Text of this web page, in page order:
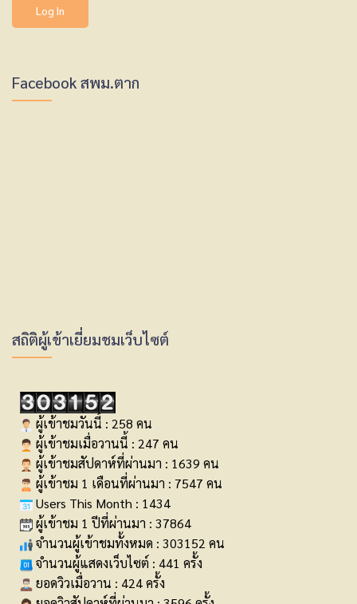
Facebook สพม.ตาก
สถิติผู้เข้าเยี่ยมชมเว็บไซต์
ผู้เข้าชมวันนี้ : 258 คน
ผู้เข้าชมเมื่อวานนี้ : 247 คน
ผู้เข้าชมสัปดาห์ที่ผ่านมา : 1639 คน
ผู้เข้าชม 1 เดือนที่ผ่านมา : 7547 คน
Users This Month : 1434
ผู้เข้าชม 1 ปีที่ผ่านมา : 37864
จำนวนผู้เข้าชมทั้งหมด : 303152 คน
จำนวนผู้แสดงเว็บไซต์ : 441 ครั้ง
ยอดวิวเมื่อวาน : 424 ครั้ง